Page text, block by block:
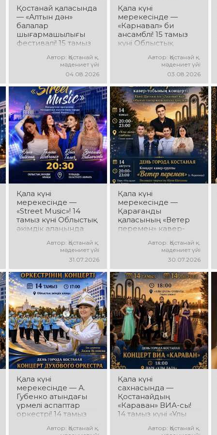
Қостанай қаласында
— «Алтын дән»
балалар
шығармашылығы
фестивалі! 15 тамыз
әкімдік алаңында
«Даму бала»
жобасының балалар
шығармашылық
ұжымдары
қатысатын «Алтын
дән» фестивалі өтеді!
Сіздерді жас
таланттардың
жарқын өнері, әсем
әндер, әсерлі билер
мен мерекелік көңіл
күй күтеді!
Автор: Қостанай қ.
мәдениет үйі
04.08.2026
Қала күні
мерекесінде —
«Карнавал» би
ансамблі! 15 тамыз
күні Облыстық
«Карнавал» би
ансамблінің
бағдарламасы өтеді!
Ансамбль жетекшісі
— Шамиль
Фахрутдинов.
Сіздерді әсерлі
хореографиялық
қойылымдар,
жарқын бейнелер,
қуатты ырғақ пен
мерекелік көңіл күй
күтеді!
Автор: Қостанай қ.
мәдениет үйі
03.08.2026
Қала күні
мерекесінде —
«Street Music»! 14
тамыз күні Облыстық
әкімдік алаңында
ұжымдарының
«Street Music»
бағдарламасы өтеді!
Сіздерді заманауи
музыка, жарқын
орындаулар, қуатты
энергия мен
көтеріңкі мерекелік
көңіл күй күтеді!
Автор: Қостанай қ.
мәдениет үйі
31.07.2026
Қала күні
мерекесінде —
Қарағанды
қаласының «Ветер
перемен» кавер-
«Ұлы Дала»
саябағында Юрий
Шатунов пен
«Ласковый май»
тобының
шығармашылығына
арналған концерт
өтеді! Сіздерді
көпшілік сүйіп
тыңдайтын әндер,
жылы естеліктер мен
ерекше музыкалық
атмосфера күтеді!
Автор: Қостанай қ.
мәдениет үйі
30.07.2026
Қала күні
мерекесінде — А.
Губенко атындағы
үрмелі аспаптар
оркестрі! 14 тамыз
әкімдік алаңында
Автор: Қостанай қ.
Қала күні
сахнасында —
Қостанайдың
«Караван» ВИА-сы!
14 тамыз күні «Ұлы
«Караван» ВИА-
Автор: Қостанай қ.